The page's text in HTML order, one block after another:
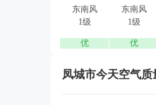
东南风
1级
优
东南风
1级
优
凤城市今天空气质